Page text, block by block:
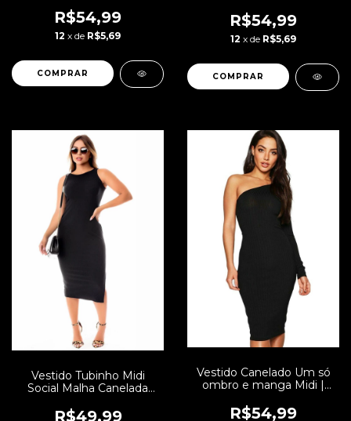
R$54,99
12 x de R$5,69
COMPRAR
R$54,99
12 x de R$5,69
COMPRAR
Vestido Tubinho Midi
Social Malha Canelada
Social ou Dia a Dia Regata
R$49,99
Vestido Canelado Um só
ombro e manga Midi |
R$54,99